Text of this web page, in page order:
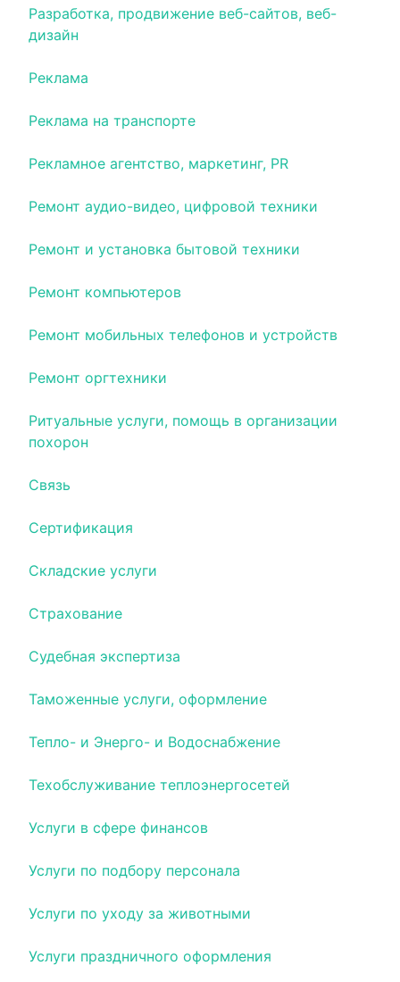
Разработка, продвижение веб-сайтов, веб-
дизайн
Реклама
Реклама на транспорте
Рекламное агентство, маркетинг, PR
Ремонт аудио-видео, цифровой техники
Ремонт и установка бытовой техники
Ремонт компьютеров
Ремонт мобильных телефонов и устройств
Ремонт оргтехники
Ритуальные услуги, помощь в организации
похорон
Связь
Сертификация
Складские услуги
Страхование
Судебная экспертиза
Таможенные услуги, оформление
Тепло- и Энерго- и Водоснабжение
Техобслуживание теплоэнергосетей
Услуги в сфере финансов
Услуги по подбору персонала
Услуги по уходу за животными
Услуги праздничного оформления